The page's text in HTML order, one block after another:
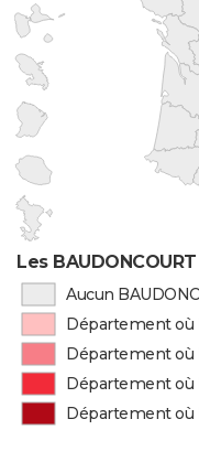
Les
Aucun
Département où
Département où
Département où
Département où